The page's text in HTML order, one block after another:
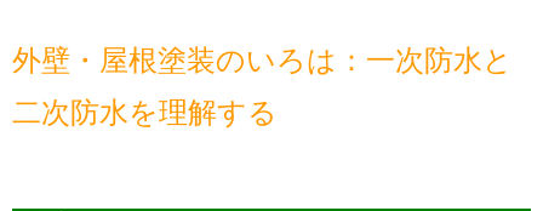
外壁・屋根塗装のいろは：一次防水と
二次防水を理解する